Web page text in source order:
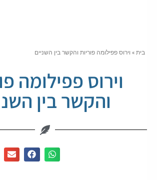
בית» וירוס פפילומה פוריות והקשר בין השניים
וירוס פפילומה
והקשר בין